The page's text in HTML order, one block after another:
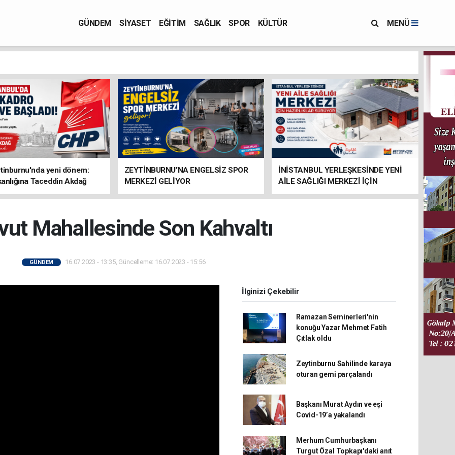
GÜNDEM SİYASET EĞİTİM SAĞLIK SPOR KÜLTÜR MENÜ
yeni dönem:
Taceddin Akdağ
ZEYTİNBURNU’NA ENGELSİZ SPOR
MERKEZİ GELİYOR
İNİSTANBUL YERLEŞKESİNDE YENİ
AİLE SAĞLIĞI MERKEZİ İÇİN
HAZIRLIKLAR SÜRÜYOR
Mahallesinde Son Kahvaltı
GÜNDEM 16.07.2023 - 13:35, Güncelleme: 16.07.2023 - 15:56
İlginizi Çekebilir
Ramazan Seminerleri'nin
konuğu Yazar Mehmet Fatih
Çıtlak oldu
Zeytinburnu Sahilinde karaya
oturan gemi parçalandı
Başkanı Murat Aydın ve eşi
Covid-19’a yakalandı
Merhum Cumhurbaşkanı
Turgut Özal Topkapı'daki anıt